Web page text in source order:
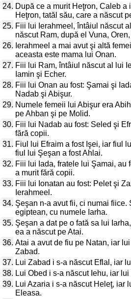
24. După ce a murit Heţron, Caleb a
Heţron, tatăl său, care a născut
25. Fiii lui Ierahmeel, întâiul născut
născut Ram, după el Vuna,
26. Ierahmeel a mai avut şi altă
aceasta este mama lui Onan.
27. Fiii lui Ram, întâiul născut al lui
Iamin şi Echer.
28. Fiii lui Onan au fost: Şamai şi
Nadab şi Abişur.
29. Numele femeii lui Abişur era
pe Ahban şi pe Molid.
30. Fiii lui Nadab au fost: Seled şi
fără copii.
31. Fiul lui Efraim a fost Işei, iar fiul
fiul lui Şeşan a fost Ahlai.
32. Fiii lui Iada, fratele lui Şamai, au
a murit fără copii.
33. Fiii lui Ionatan au fost: Pelet şi
Ierahmeel.
34. Şeşan n-a avut fii, ci numai fiice.
egiptean, cu numele Iarha.
35. Şeşan a dat pe o fată sa lui
ea a născut pe Atai.
36. Atai a avut de fiu pe Natan, iar
Zabad.
37. Lui Zabad i s-a născut Eflal, iar
38. Lui Obed i s-a născut Iehu, iar
39. Lui Azaria i s-a născut Heleţ, iar
Eleasa.